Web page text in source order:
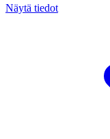
Näytä tiedot